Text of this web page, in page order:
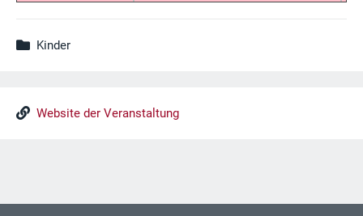
Kinder
Website der Veranstaltung